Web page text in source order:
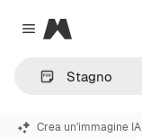
Close menu
Magnific
Crea un'immagine IA